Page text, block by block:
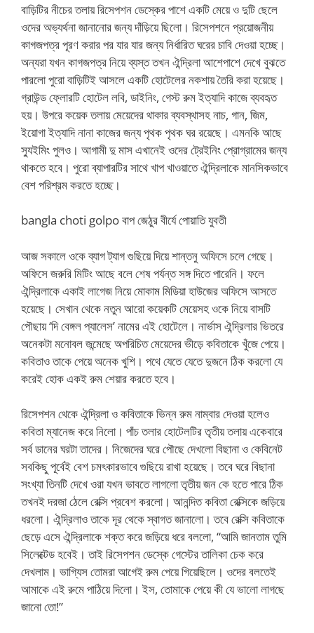
বাড়িটির নীচের তলায় রিসেপশন ডেস্কের পাশে একটি মেয়ে ও দুটি ছেলে
ওদের অভ্যর্থনা জানানোর জন্য দাঁড়িয়ে ছিলো। রিসেপশনে প্রয়োজনীয়
কাগজপত্র পূরণ করার পর যার যার জন্য নির্ধারিত ঘরের চাবি দেওয়া হচ্ছে।
অন্যরা যখন কাগজপত্র নিয়ে ব্যস্ত তখন ঐন্দ্রিলা আশেপাশে দেখে বুঝতে
পারলো পুরো বাড়িটিই আসলে একটি হোটেলের নকশায় তৈরি করা হয়েছে।
গ্রাউন্ড ফ্লোরটি হোটেল লবি, ডাইনিং, গেস্ট রুম ইত্যাদি কাজে ব্যবহৃত
হয়। উপরে কয়েক তলায় মেয়েদের থাকার ব্যবস্থাসহ নাচ, গান, জিম,
ইয়োগা ইত্যাদি নানা কাজের জন্য পৃথক পৃথক ঘর রয়েছে। এমনকি আছে
স্যুইমিং পুলও। আগামী দু মাস এখানেই ওদের ট্রেইনিং প্রোগ্রামের জন্য
থাকতে হবে। পুরো ব্যাপারটির সাথে খাপ খাওয়াতে ঐন্দ্রিলাকে মানসিকভাবে
বেশ পরিশ্রম করতে হচ্ছে।
bangla choti golpo বাপ জেঠুর বীর্যে পোয়াতি যুবতী
আজ সকালে ওকে ব্যাগ ট্যাগ গুছিয়ে দিয়ে শান্তনু অফিসে চলে গেছে।
অফিসে জরুরি মিটিং আছে বলে শেষ পর্যন্ত সঙ্গ দিতে পারেনি। ফলে
ঐন্দ্রিলাকে একাই লাগেজ নিয়ে মোকাম মিডিয়া হাউজের অফিসে আসতে
হয়েছে। সেখান থেকে নতুন আরো কয়েকটি মেয়েসহ ওকে নিয়ে বাসটি
পৌছায় ‘দি বেঙ্গল প্যালেস’ নামের এই হোটেলে। নার্ভাস ঐন্দ্রিলার ভিতরে
অনেকটা মনোবল জন্মেছে অপরিচিত মেয়েদের ভীড়ে কবিতাকে খুঁজে পেয়ে।
কবিতাও তাকে পেয়ে অনেক খুশি। পথে যেতে যেতে দুজনে ঠিক করলো যে
করেই হোক একই রুম শেয়ার করতে হবে।
রিসেপশন থেকে ঐন্দ্রিলা ও কবিতাকে ভিন্ন রুম নাম্বার দেওয়া হলেও
কবিতা ম্যানেজ করে নিলো। পাঁচ তলার হোটেলটির তৃতীয় তলায় একেবারে
সর্ব ডানের ঘরটা তাদের। নিজেদের ঘরে পৌছে দেখলো বিছানা ও কেবিনেট
সবকিছু পূর্বেই বেশ চমৎকারভাবে গুছিয়ে রাখা হয়েছে। তবে ঘরে বিছানা
সংখ্যা তিনটি দেখে ওরা যখন ভাবতে লাগলো তৃতীয় জন কে হতে পারে ঠিক
তখনই দরজা ঠেলে রেক্সি প্রবেশ করলো। আনন্দিত কবিতা রেক্সিকে জড়িয়ে
ধরলো। ঐন্দ্রিলাও তাকে দূর থেকে স্বাগত জানালো। তবে রেক্সি কবিতাকে
ছেড়ে এসে ঐন্দ্রিলাকে শক্ত করে জড়িয়ে ধরে বললো, “আমি জানতাম তুমি
সিলেক্টেড হবেই। তাই রিসেপশন ডেস্কে গেস্টের তালিকা চেক করে
দেখলাম। ভাগ্যিস তোমরা আগেই রুম পেয়ে গিয়েছিলে। ওদের বলতেই
আমাকে এই রুমে পাঠিয়ে দিলো। ইস, তোমাকে পেয়ে কী যে ভালো লাগছে
জানো তো!”